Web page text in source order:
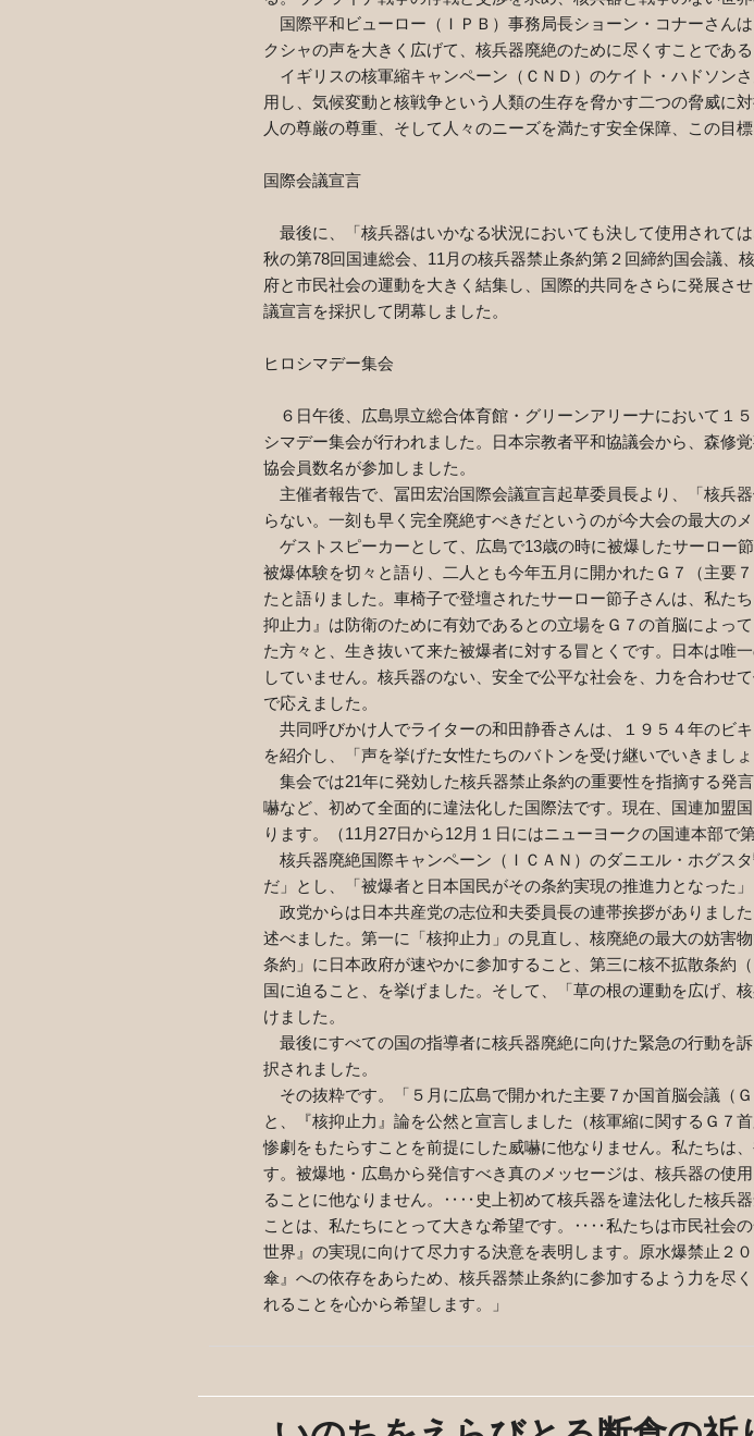
国際平和ビューロー（ＩＰＢ）事務局長ショーン・コナーさん
クシャの声を大きく広げて、核兵器廃絶のために尽くすことである
イギリスの核軍縮キャンペーン（ＣＮＤ）のケイト・ハドソン
用し、気候変動と核戦争という人類の生存を脅かす二つの脅威に
人の尊厳の尊重、そして人々のニーズを満たす安全保障、この目
国際会議宣言
最後に、「核兵器はいかなる状況においても決して使用されて
秋の第78回国連総会、 11 月の核兵器禁止条約第２回締約国会議、
府と市民社会の運動を大きく結集し、国際的共同をさらに発展さ
議宣言を採択して閉幕しました。
ヒロシマデー集会
６日午後、広島県立総合体育館・グリーンアリーナにおいて１
シマデー集会が行われました。日本宗教者平和協議会から、森修
協会員数名が参加しました。
主催者報告で、冨田宏治国際会議宣言起草委員長より、「核兵
らない。一刻も早く完全廃絶すべきだというのが今大会の最大の
ゲストスピーカーとして、広島で13歳の時に被爆したサーロー
被爆体験を切々と語り、二人とも今年五月に開かれたＧ７（主要
たと語りました。車椅子で登壇されたサーロー節子さんは、私た
抑止力』は防衛のために有効であるとの立場をＧ７の首脳によっ
た方々と、生き抜いて来た被爆者に対する冒とくです。日本は唯
していません。核兵器のない、安全で公平な社会を、力を合わせ
で応えました。
共同呼びかけ人でライターの和田静香さんは、１９５４年のビ
を紹介し、「声を挙げた女性たちのバトンを受け継いでいきまし
集会では21年に発効した核兵器禁止条約の重要性を指摘する発
嚇など、初めて全面的に違法化した国際法です。現在、国連加盟
ります。（11 月 27日から12月１日にはニューヨークの国連本部で
核兵器廃絶国際キャンペーン（ＩＣＡＮ）のダニエル・ホグス
だ」とし、「被爆者と日本国民がその条約実現の推進力となった
政党からは日本共産党の志位和夫委員長の連帯挨拶がありまし
述べました。第一に「核抑止力」の見直し、核廃絶の最大の妨害
条約」に日本政府が速やかに参加すること、第三に核不拡散条約
国に迫ること、を挙げました。そして、「草の根の運動を広げ、
けました。
最後にすべての国の指導者に核兵器廃絶に向けた緊急の行動を
択されました。
その抜粋です。「５月に広島で開かれた主要７か国首脳会議（
と、『核抑止力』論を公然と宣言しました（核軍縮に関するＧ７
惨劇をもたらすことを前提にした威嚇に他なりません。私たちは
す。被爆地・広島から発信すべき真のメッセージは、核兵器の使
ることに他なりません。‥‥史上初めて核兵器を違法化した核兵
ことは、私たちにとって大きな希望です。‥‥私たちは市民社会
世界』の実現に向けて尽力する決意を表明します。原水爆禁止２
傘』への依存をあらため、核兵器禁止条約に参加するよう力を尽
れることを心から希望します。」